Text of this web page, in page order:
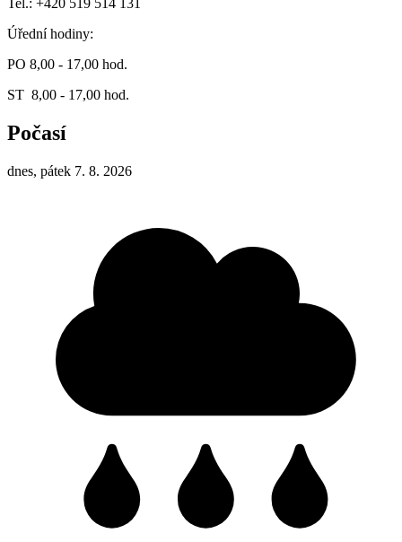
Úřední hodiny:
PO 8,00 - 17,00 hod.
ST 8,00 - 17,00 hod.
Počasí
dnes, pátek 7. 8. 2026